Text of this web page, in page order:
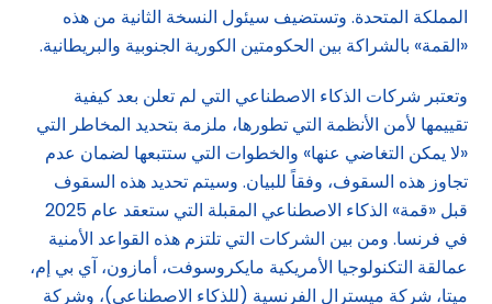
المملكة المتحدة. وتستضيف سيئول النسخة الثانية من هذه
«القمة» بالشراكة بين الحكومتين الكورية الجنوبية والبريطانية.
وتعتبر شركات الذكاء الاصطناعي التي لم تعلن بعد كيفية
تقييمها لأمن الأنظمة التي تطورها، ملزمة بتحديد المخاطر التي
«لا يمكن التغاضي عنها» والخطوات التي ستتبعها لضمان عدم
تجاوز هذه السقوف، وفقاً للبيان. وسيتم تحديد هذه السقوف
قبل «قمة» الذكاء الاصطناعي المقبلة التي ستعقد عام 2025
في فرنسا. ومن بين الشركات التي تلتزم هذه القواعد الأمنية
عمالقة التكنولوجيا الأمريكية مايكروسوفت، أمازون، آي بي إم،
ميتا، شركة ميسترال الفرنسية (للذكاء الاصطناعي)، وشركة